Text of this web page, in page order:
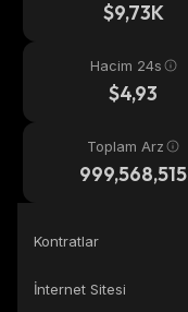
$9,73K
Hacim 24s
$4,93
Toplam Arz
999,568,515
Kontratlar
İnternet Sitesi